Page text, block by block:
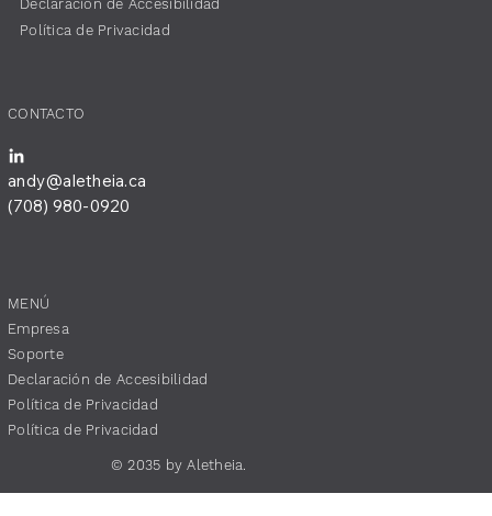
​CONTACTO
andy@aletheia.ca
(708) 980-0920
MENÚ
​Empresa
​Soporte
​Declaración de Accesibilidad
​Política de Privacidad
​Política de Privacidad
© 2035 by Aletheia.
​Declaración de Accesibilidad
​Política de Privacidad